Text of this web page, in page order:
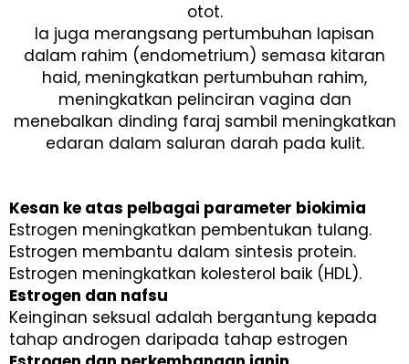
otot.
Ia juga merangsang pertumbuhan lapisan
dalam rahim (endometrium) semasa kitaran
haid, meningkatkan pertumbuhan rahim,
meningkatkan pelinciran vagina dan
menebalkan dinding faraj sambil meningkatkan
edaran dalam saluran darah pada kulit.
Kesan ke atas pelbagai parameter biokimia
Estrogen meningkatkan pembentukan tulang.
Estrogen membantu dalam sintesis protein.
Estrogen meningkatkan kolesterol baik (HDL).
Estrogen dan nafsu
Keinginan seksual adalah bergantung kepada
tahap androgen daripada tahap estrogen